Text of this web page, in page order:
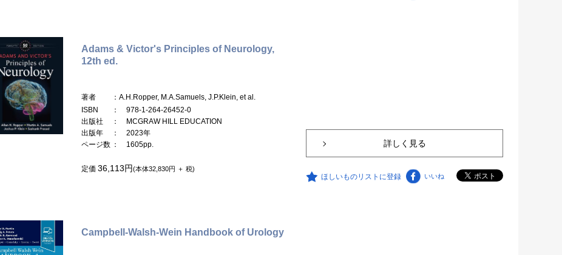
Adams & Victor's Principles of Neurology,
12th ed.
著者
：A.H.Ropper, M.A.Samuels, J.P.Klein, et al.
ISBN
： 978-1-264-26452-0
出版社
： MCGRAW HILL EDUCATION
出版年
： 2023年
ページ数 ： 1605pp.
定価 36,113円(本体32,830円 ＋ 税)
詳しく見る
ほしいものリストに登録 いいね
Campbell-Walsh-Wein Handbook of Urology